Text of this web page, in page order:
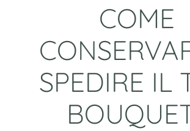
COME
SPEDIRE IL